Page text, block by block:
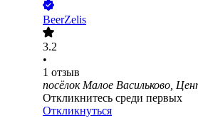
BeerZelis
3.2
•
1 отзыв
посёлок Малое Васильково,
Откликнитесь среди первых
Откликнуться